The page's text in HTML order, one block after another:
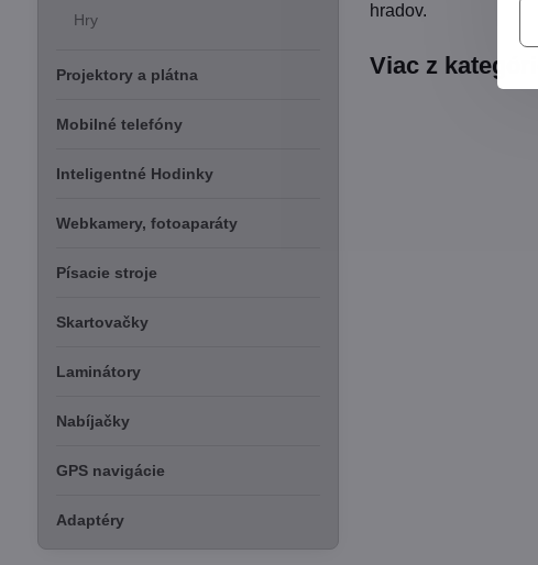
hradov.
Viac z kategórie
Hry
Projektory a plátna
Mobilné telefóny
Inteligentné Hodinky
Webkamery, fotoaparáty
Písacie stroje
Skartovačky
Laminátory
Nabíjačky
GPS navigácie
Adaptéry